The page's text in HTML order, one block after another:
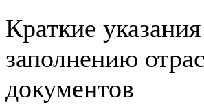
Краткие
заполнению
документов